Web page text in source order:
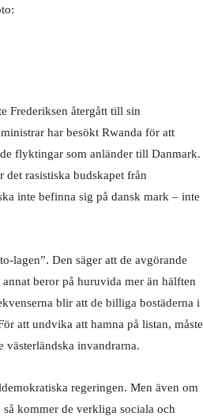
Frederiksen återgått till sin
har besökt Rwanda för att
flyktingar som anländer till Danmark.
det rasistiska budskapet från
inte befinna sig på dansk mark – inte
lagen”. Den säger att de avgörande
beror på huruvida mer än hälften
blir att de billiga bostäderna i
att undvika att hamna på listan, måste
västerländska invandrarna.
regeringen. Men även om
kommer de verkliga sociala och